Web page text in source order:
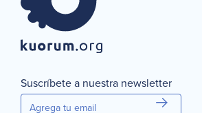
Suscríbete a nuestra newsletter